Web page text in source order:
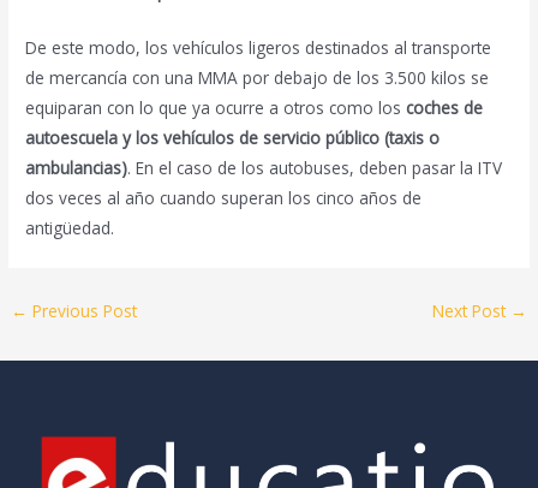
De este modo, los vehículos ligeros destinados al transporte
de mercancía con una MMA por debajo de los 3.500 kilos se
equiparan con lo que ya ocurre a otros como loscoches de
autoescuela y los vehículos de servicio público (taxis o
ambulancias). En el caso de los autobuses, deben pasar la ITV
dos veces al año cuando superan los cinco años de
antigüedad.
← Previous Post Next Post →